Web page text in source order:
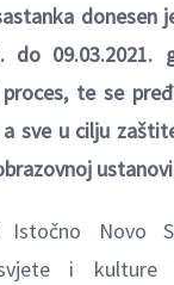
donesen
do 09.03.2021.
te se
sve u cilju
Istočno Novo
i kulture